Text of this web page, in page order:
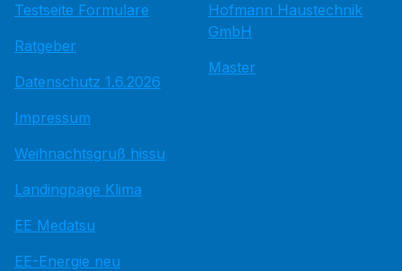
Testseite Formulare
Ratgeber
Datenschutz 1.6.2026
Impressum
Weihnachtsgruß hissu
Landingpage Klima
EE Medatsu
EE-Energie neu
Hofmann Haustechnik
GmbH
Master